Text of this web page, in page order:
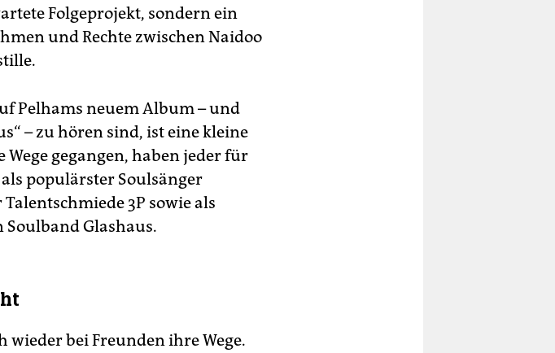
Folgeprojekt, sondern ein
und Rechte zwischen Naidoo
Pelhams neuem Album – und
– zu hören sind, ist eine kleine
Wege gegangen, haben jeder für
populärster Soulsänger
3P sowie als
Glashaus.
bei Freunden ihre Wege.